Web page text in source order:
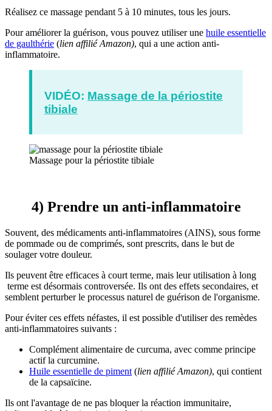
Réalisez ce massage pendant 5 à 10 minutes, tous les jours.
Pour améliorer la guérison, vous pouvez utiliser une huile essentielle
de gaulthérie (lien affilié Amazon), qui a une action anti-
inflammatoire.
VIDÉO: Massage de la périostite
tibiale
Massage pour la périostite tibiale
4) Prendre un anti-inflammatoire
Souvent, des médicaments anti-inflammatoires (AINS), sous forme
de pommade ou de comprimés, sont prescrits, dans le but de
soulager votre douleur.
Ils peuvent être efficaces à court terme, mais leur utilisation à long
terme est désormais controversée. Ils ont des effets secondaires, et
semblent perturber le processus naturel de guérison de l'organisme.
Pour éviter ces effets néfastes, il est possible d'utiliser des remèdes
anti-inflammatoires suivants :
Complément alimentaire de curcuma, avec comme principe
actif la curcumine.
Huile essentielle de piment (lien affilié Amazon), qui contient
de la capsaïcine.
Ils ont l'avantage de ne pas bloquer la réaction immunitaire,